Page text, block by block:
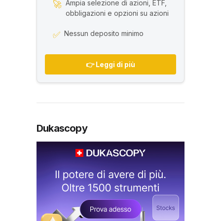
🚀 Ampia selezione di azioni, ETF,
obbligazioni e opzioni su azioni
✅ Nessun deposito minimo
👉 Leggi di più
Dukascopy